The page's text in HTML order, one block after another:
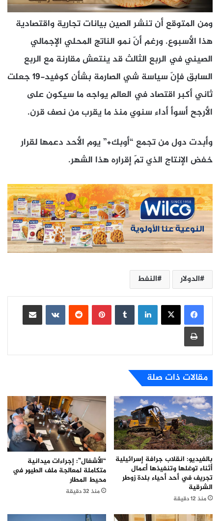
ومن المتوقع أن تنشر الصين بيانات تجارية واقتصادية
هذا الأسبوع. ورغم أنّ نمو الناتج المحلي الإجمالي
الصيني في الربع الثالث قد ينتعش مقارنة مع الربع
السابق فإنّ سياسة شي الصارمة بشأن كوفيد-19 جعلت
ثاني أكبر اقتصاد في العالم يواجه ما سيكون على
الأرجح أسوأ أداء سنوي منذ ما يقرب من نصف قرن.
وأبدت دول من تجمع “أوبك+” يوم الأحد دعمها لقرار
خفض الإنتاج الذي تمّ إقراره هذا الشهر.
الدولار النفط
لينكدإن بينتيريست
مشاركة عبر البريد
طباعة
مقالات ذات صلة
بالفيديو: انقلاب جرافة إسرائيلية
أثناء توغلها وتنفيذها أعمال
تجريف في أحد أحياء بلدة زوطر
الشرقية
منذ 12 دقيقة
“الأشغال”: إجراءات ميدانية
متكاملة لمعالجة ملف الطيور في
محيط المطار
منذ 32 دقيقة